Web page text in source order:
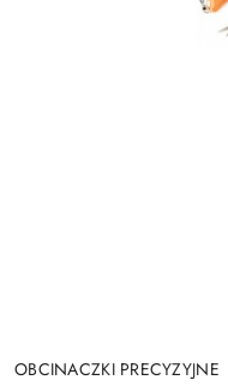
OBCINACZKI PRECYZYJNE